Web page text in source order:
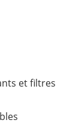
et filtres